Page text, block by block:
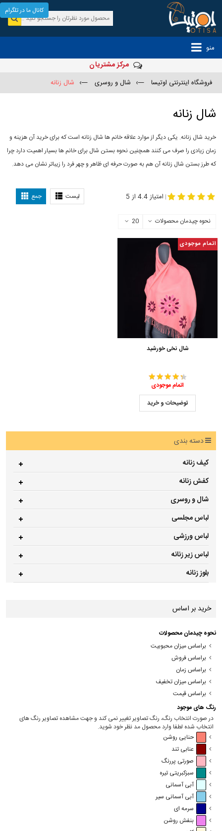
منو
مرکز مشتریان
فروشگاه اینترنتی اوتیسا —› شال و روسری —› شال زنانه
شال زنانه
خرید شال زنانه. یکی دیگر از موارد علاقه خانم ها شال زنانه است که برای خرید آن هزینه و
زمان زیادی را صرف می کنند همچنین نحوه بستن شال برای خانم ها بسیار اهمیت دارد چرا
که طرز بستن شال زنانه آن هم به صورت حرفه ای ظاهر و چهر فرد را زیباتر نشان می دهد.
لیست جمع | امتیاز 4.4 از 5
نحوه چیدمان محصولات 20
اتمام موجودی
شال نخی خورشید
اتمام موجودی
توضیحات و خرید
دسته بندی
کیف زنانه
کفش زنانه
شال و روسری
لباس مجلسی
لباس ورزشی
لباس زیر زنانه
بلوز زنانه
خرید بر اساس
نحوه چیدمان محصولات
براساس میزان محبوبیت
براساس فروش
براساس زمان
براساس میزان تخفیف
براساس قیمت
رنگ های موجود
در صورت انتخاب رنگ، رنگ تصاویر تغییر نمی کند و جهت مشاهده تصاویر رنگ های
انتخاب شده لطفا وارد محصول مد نظر خود شوید.
حنایی روشن
عنابی تند
صورتی پررنگ
سبزکبریتی تیره
آبی آسمانی
آبی آسمانی سیر
سرمه ای
بنفش روشن
کانال ما در تلگرام